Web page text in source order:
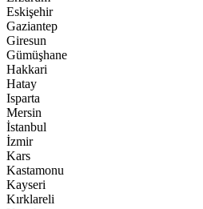
Eskişehir
Gaziantep
Giresun
Gümüşhane
Hakkari
Hatay
Isparta
Mersin
İstanbul
İzmir
Kars
Kastamonu
Kayseri
Kırklareli